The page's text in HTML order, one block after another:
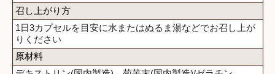
召し上がり方
1日3カプセルを目安に水またはぬるま湯などでお召し上が
りください
原材料